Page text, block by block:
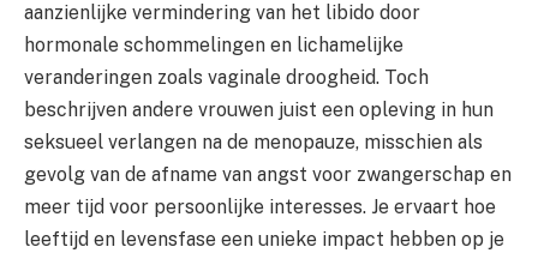
aanzienlijke vermindering van het libido door
hormonale schommelingen en lichamelijke
veranderingen zoals vaginale droogheid. Toch
beschrijven andere vrouwen juist een opleving in hun
seksueel verlangen na de menopauze, misschien als
gevolg van de afname van angst voor zwangerschap en
meer tijd voor persoonlijke interesses. Je ervaart hoe
leeftijd en levensfase een unieke impact hebben op je